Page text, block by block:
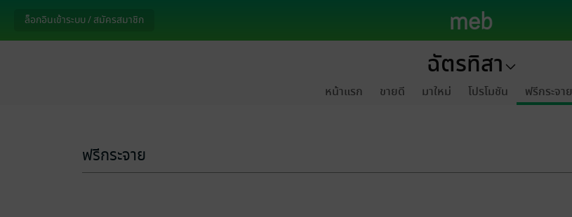
ล็อกอินเข้าระบบ / สมัครสมาชิก
ฉัตรทิสา
หน้าแรก ขายดี มาใหม่ โปรโมชัน ฟรีกระจาย
ฟรีกระจาย